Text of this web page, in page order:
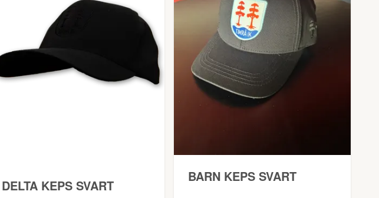
DELTA KEPS SVART
BARN KEPS SVART